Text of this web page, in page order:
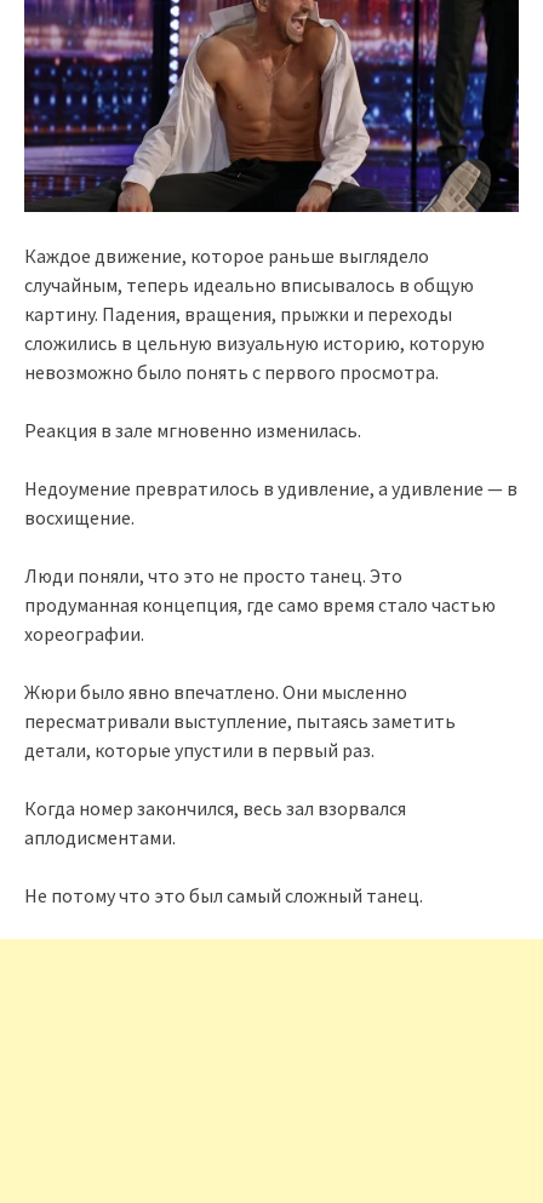
Каждое движение, которое раньше выглядело
случайным, теперь идеально вписывалось в общую
картину. Падения, вращения, прыжки и переходы
сложились в цельную визуальную историю, которую
невозможно было понять с первого просмотра.
Реакция в зале мгновенно изменилась.
Недоумение превратилось в удивление, а удивление — в
восхищение.
Люди поняли, что это не просто танец. Это
продуманная концепция, где само время стало частью
хореографии.
Жюри было явно впечатлено. Они мысленно
пересматривали выступление, пытаясь заметить
детали, которые упустили в первый раз.
Когда номер закончился, весь зал взорвался
аплодисментами.
Не потому что это был самый сложный танец.